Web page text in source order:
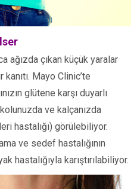
ağızda çıkan küçük yaralar
Mayo Clinic’te
glütene karşı duyarlı
ve kalçanızda
hastalığı) görülebiliyor.
ve sedef hastalığının
hastalığıyla karıştırılabiliyor.